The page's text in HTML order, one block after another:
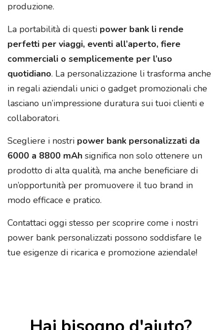
produzione.
La portabilità di questi power bank li rende
perfetti per viaggi, eventi all’aperto, fiere
commerciali o semplicemente per l’uso
quotidiano. La personalizzazione li trasforma anche
in regali aziendali unici o gadget promozionali che
lasciano un’impressione duratura sui tuoi clienti e
collaboratori.
Scegliere i nostri power bank personalizzati da
6000 a 8800 mAh significa non solo ottenere un
prodotto di alta qualità, ma anche beneficiare di
un’opportunità per promuovere il tuo brand in
modo efficace e pratico.
Contattaci oggi stesso per scoprire come i nostri
power bank personalizzati possono soddisfare le
tue esigenze di ricarica e promozione aziendale!